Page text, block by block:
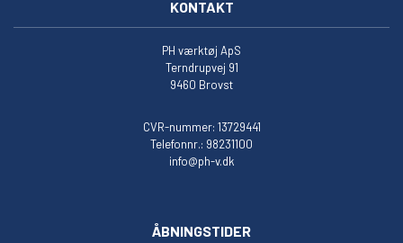
KONTAKT
PH værktøj ApS
Terndrupvej 91
9460 Brovst
CVR-nummer: 13729441
Telefonnr.: 98231100
info@ph-v.dk
ÅBNINGSTIDER